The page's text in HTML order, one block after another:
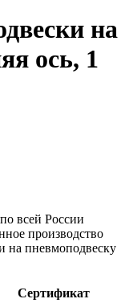
на
ось, 1
всей России
производство
на пневмоподвеску
Сертификат